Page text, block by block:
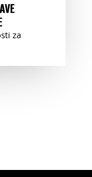
za